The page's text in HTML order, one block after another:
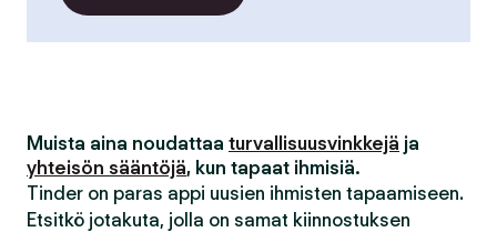
Muista aina noudattaa turvallisuusvinkkejä ja
yhteisön sääntöjä, kun tapaat ihmisiä.
Tinder on paras appi uusien ihmisten tapaamiseen.
Etsitkö jotakuta, jolla on samat kiinnostuksen